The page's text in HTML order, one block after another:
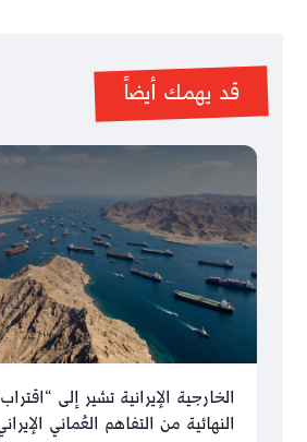
قد يهمك أيضاً
الخارجية الإيرانية تشير إلى
النهائية من التفاهم العُماني